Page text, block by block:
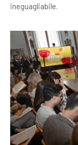
ineguagliabile.